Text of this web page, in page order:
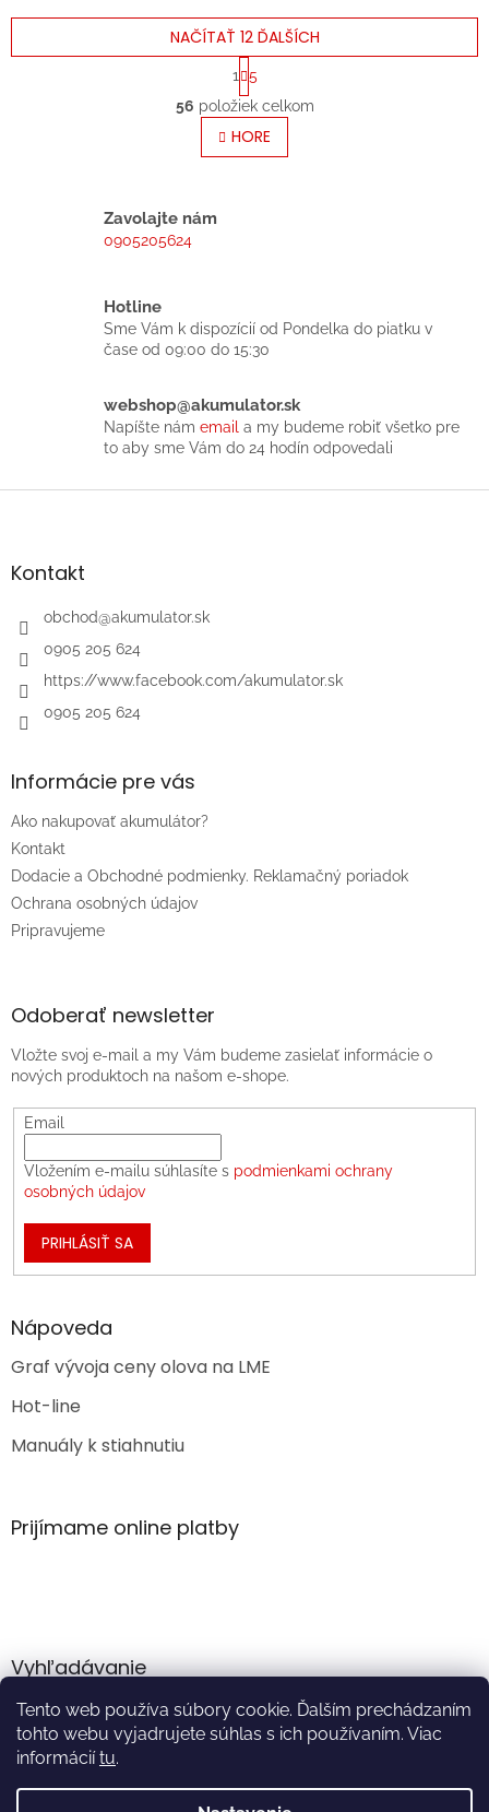
Tento web používa súbory cookie. Ďalším prechádzaním
tohto webu vyjadrujete súhlas s ich používaním. Viac
informáciítu.
O
v
l
á
v
k
y
ý
p
i
u
NAČÍTAŤ 12 ĎALŠÍCH
S
t
r
á
n
k
1
5
56 položiek celkom
HORE
Zavolajte nám
0905205624
Hotline
Sme Vám k dispozícií od Pondelka do piatku v
čase od 09:00 do 15:30
webshop@akumulator.sk
Napíšte nám email a my budeme robiť všetko pre
to aby sme Vám do 24 hodín odpovedali
Z
äKontakt
obchod@akumulator.sk
0905 205 624
https://www.facebook.com/akumulator.sk
0905 205 624
Informácie pre vás
Ako nakupovať akumulátor?
Kontakt
Dodacie a Obchodné podmienky. Reklamačný poriadok
Ochrana osobných údajov
Pripravujeme
Odoberať newsletter
Vložte svoj e-mail a my Vám budeme zasielať informácie o
nových produktoch na našom e-shope.
Email
Vložením e-mailu súhlasíte s podmienkami ochrany
osobných údajov
PRIHLÁSIŤ SA
Nápoveda
Graf vývoja ceny olova na LME
Hot-line
Manuály k stiahnutiu
Prijímame online platby
Vyhľadávanie
HĽADAŤ